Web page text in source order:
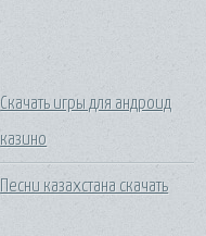
Скачать игры для андроид
казино
Песни казахстана скачать